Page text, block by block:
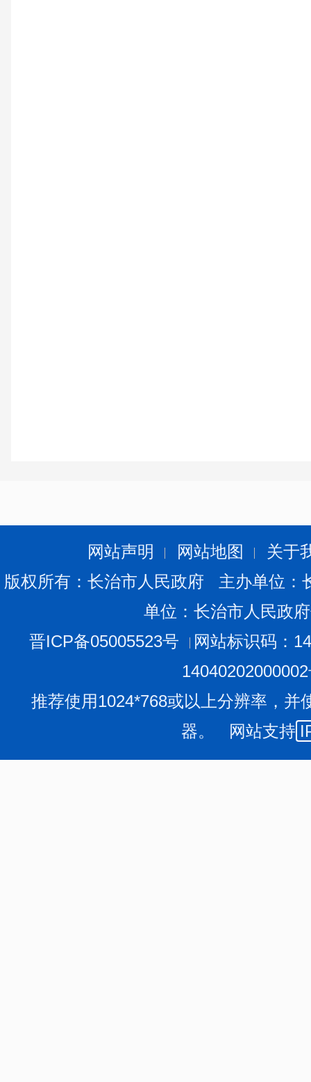
网站声明 网站地图
关于
版权所有：长治市人民政府 主办单位
单位：长治市人民政
晋ICP备05005523号
网站标识码：
推荐使用1024*768或以上分辨率，并
器。 网站支持